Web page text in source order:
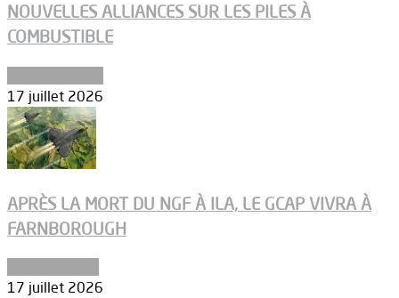
NOUVELLES ALLIANCES SUR LES PILES À
COMBUSTIBLE
17 juillet 2026
APRÈS LA MORT DU NGF À ILA, LE GCAP VIVRA À
FARNBOROUGH
17 juillet 2026